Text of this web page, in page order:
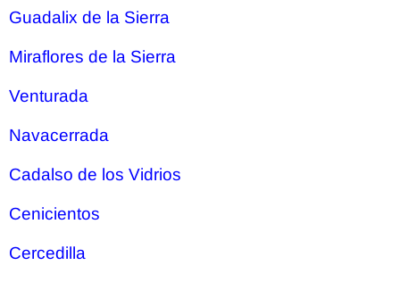
Guadalix de la Sierra
Miraflores de la Sierra
Venturada
Navacerrada
Cadalso de los Vidrios
Cenicientos
Cercedilla